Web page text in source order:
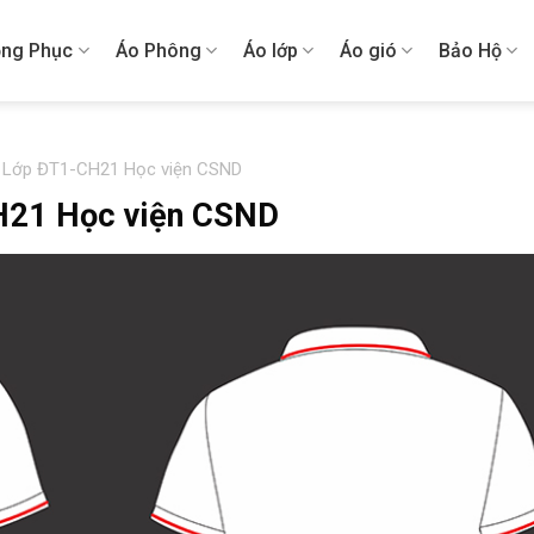
Phục Áo Phông Áo lớp Áo gió Bảo Hộ
ĐT1-CH21 Học viện CSND
Học viện CSND